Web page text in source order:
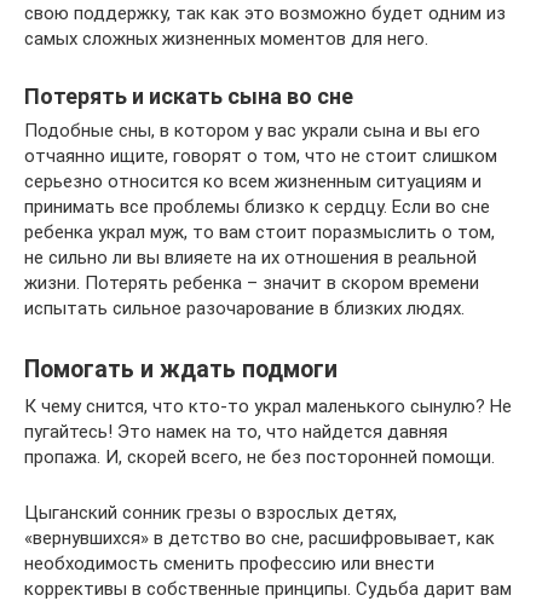
свою поддержку, так как это возможно будет одним из
самых сложных жизненных моментов для него.
Потерять и искать сына во сне
Подобные сны, в котором у вас украли сына и вы его
отчаянно ищите, говорят о том, что не стоит слишком
серьезно относится ко всем жизненным ситуациям и
принимать все проблемы близко к сердцу. Если во сне
ребенка украл муж, то вам стоит поразмыслить о том,
не сильно ли вы влияете на их отношения в реальной
жизни. Потерять ребенка – значит в скором времени
испытать сильное разочарование в близких людях.
Помогать и ждать подмоги
К чему снится, что кто-то украл маленького сынулю? Не
пугайтесь! Это намек на то, что найдется давняя
пропажа. И, скорей всего, не без посторонней помощи.
Цыганский сонник грезы о взрослых детях,
«вернувшихся» в детство во сне, расшифровывает, как
необходимость сменить профессию или внести
коррективы в собственные принципы. Судьба дарит вам